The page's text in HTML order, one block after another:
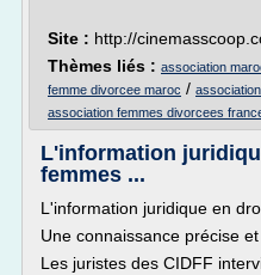
Site : http://
Thèmes liés : association
femme divorcee maroc /
association femmes divorcees
L'information
femmes ...
L'information juridique en
Une connaissance précise
Les juristes des CIDFF